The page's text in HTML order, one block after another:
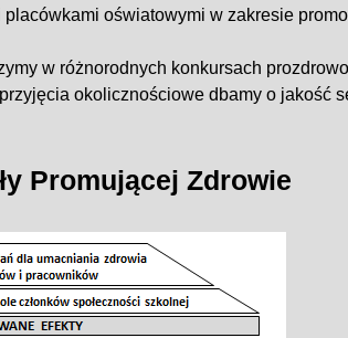
placówkami oświatowymi w zakresie
w różnorodnych konkursach
okolicznościowe dbamy o jakość
Promującej Zdrowie